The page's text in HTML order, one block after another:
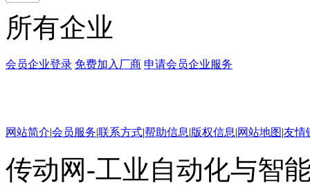
所有企业
会员企业登录 免费加入厂商 申请会员企业服务
网站简介|会员服务|联系方式|帮助信息|版权信息|网站地图|友情
传动网-工业自动化与智